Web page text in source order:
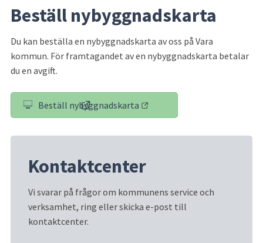
Beställ nybyggnadskarta
Du kan beställa en nybyggnadskarta av oss på Vara
kommun. För framtagandet av en nybyggnadskarta betalar
du en avgift.
Beställ nybyggnadskarta
(länk till annan webbplats)
Kontaktcenter
Vi svarar på frågor om kommunens service och
verksamhet, ring eller skicka e-post till
kontaktcenter.